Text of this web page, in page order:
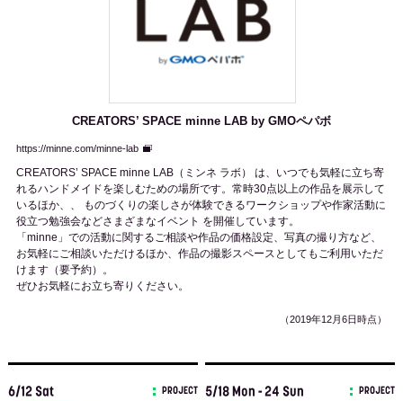
CREATORS’ SPACE minne LAB by GMOペパボ
https://minne.com/minne-lab
CREATORS’ SPACE minne LAB（ミンネ ラボ） は、いつでも気軽に立ち寄
れるハンドメイドを楽しむための場所です。常時30点以上の作品を展示して
いるほか、、 ものづくりの楽しさが体験できるワークショップや作家活動に
役立つ勉強会などさまざまなイベント を開催しています。
「minne」での活動に関するご相談や作品の価格設定、写真の撮り方など、
お気軽にご相談いただけるほか、作品の撮影スペースとしてもご利用いただ
けます（要予約）。
ぜひお気軽にお立ち寄りください。
（2019年12月6日時点）
6/12 Sat PROJECT 5/18 Mon - 24 Sun PROJECT